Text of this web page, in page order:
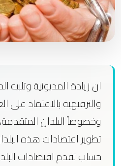
ان زيادة المديونية وتلبية
والترفيهية بالاعتماد على
وخصوصاً البلدان
تطوير اقتصادات هذه
حساب تقدم اقتصادات